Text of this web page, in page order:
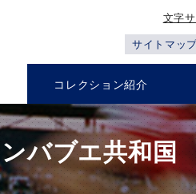
文字
サイトマッ
コレクション紹介
バブエ共和国